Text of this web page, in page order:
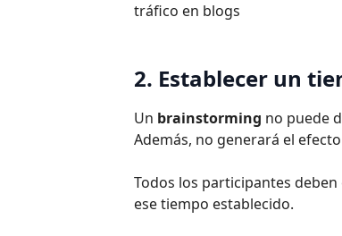
tráfico en blogs
2. Establecer un
Un brainstorming no puede
Además, no generará el
Todos los participantes
ese tiempo establecido.